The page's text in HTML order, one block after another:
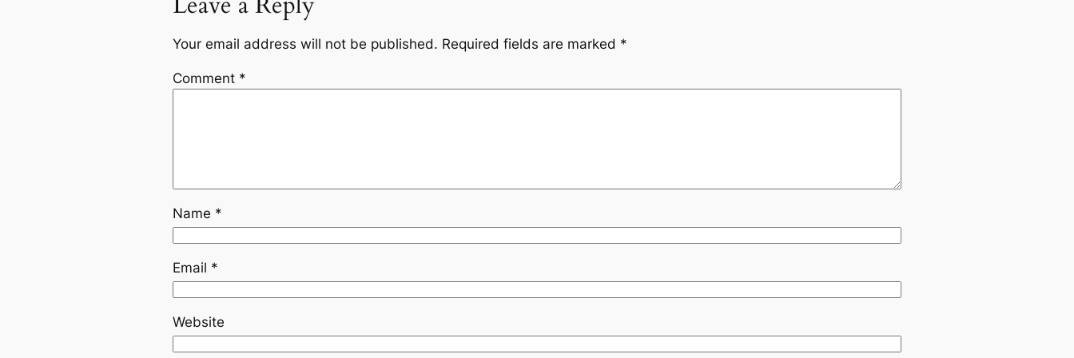
Your email address will not be published. Required fields are marked *
Comment *
Name *
Email *
Website